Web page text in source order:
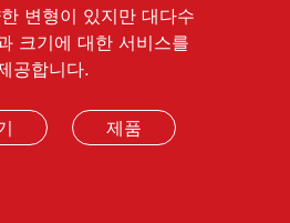
변형이 있지만 대다수
크기에 대한 서비스를
공합니다.
제품